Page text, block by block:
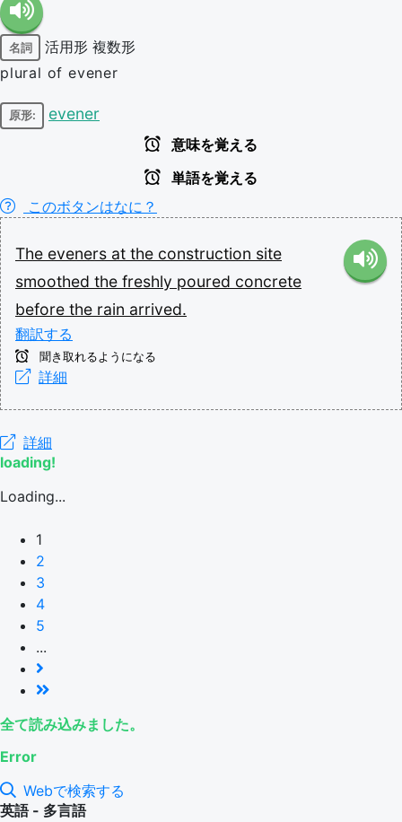
名詞 活用形 複数形
plural of evener
原形: evener
意味を覚える
単語を覚える
このボタンはなに？
The eveners at the construction site
smoothed the freshly poured concrete
before the rain arrived.
翻訳する
聞き取れるようになる
詳細
詳細
loading!
Loading...
1
2
3
4
5
...
全て読み込みました。
Error
Webで検索する
英語 - 多言語